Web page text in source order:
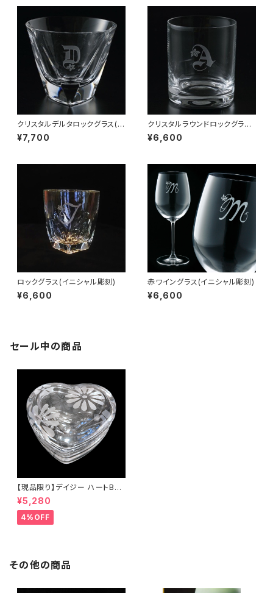
クリスタルデルタロックグラス(イ
ニシャル彫刻)
¥7,700
クリスタルラウンドロックグラス
(イニシャル彫刻)
¥6,600
ロックグラス(イニシャル彫刻)
¥6,600
赤ワイングラス(イニシャル彫刻)
¥6,600
セール中の商品
【現品限り】デイジー ハートBO
X
¥5,280
4%OFF
その他の商品